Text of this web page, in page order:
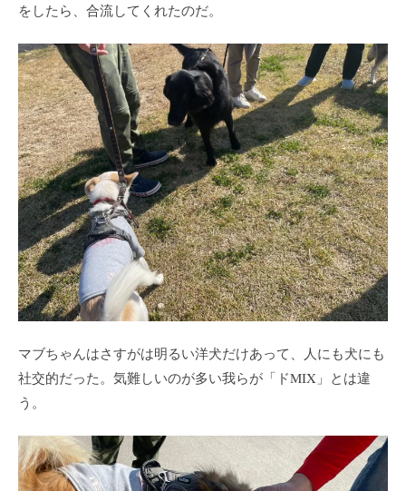
をしたら、合流してくれたのだ。
マブちゃんはさすがは明るい洋犬だけあって、人にも犬にも
社交的だった。気難しいのが多い我らが「ドMIX」とは違
う。